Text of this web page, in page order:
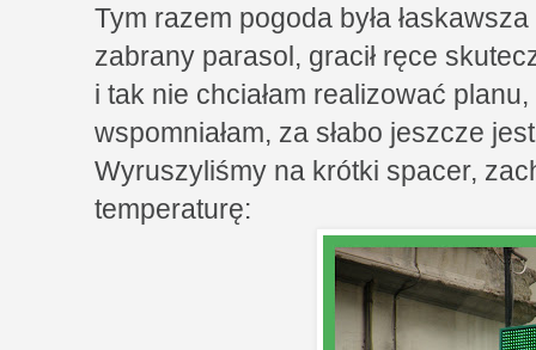
Tym razem pogoda była
zabrany parasol, gracił ręce
i tak nie chciałam realizować
wspomniałam, za słabo jeszcze
Wyruszyliśmy na krótki spacer,
temperaturę: